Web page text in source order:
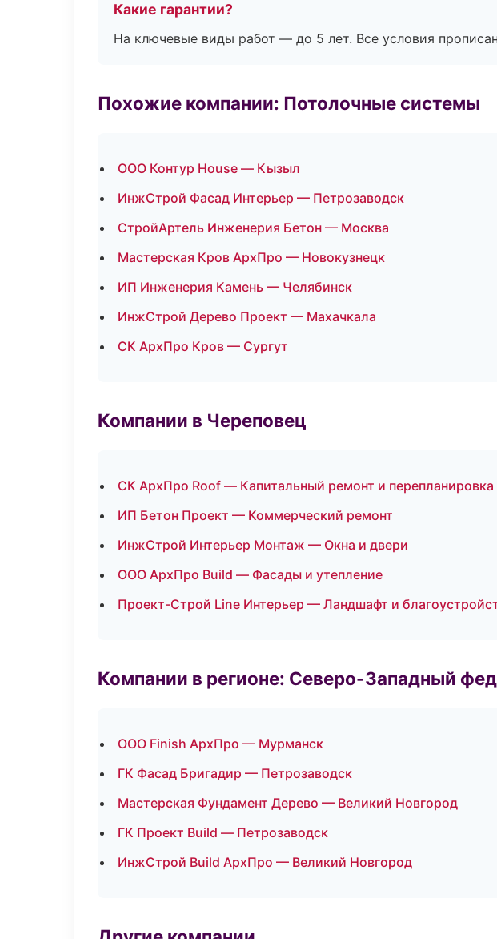
Какие гарантии?
На ключевые виды работ — до 5 лет. Все условия
Похожие компании: Потолочные системы
ООО Контур House — Кызыл
ИнжСтрой Фасад Интерьер — Петрозаводск
СтройАртель Инженерия Бетон — Москва
Мастерская Кров АрхПро — Новокузнецк
ИП Инженерия Камень — Челябинск
ИнжСтрой Дерево Проект — Махачкала
СК АрхПро Кров — Сургут
Компании в Череповец
СК АрхПро Roof — Капитальный ремонт и перепланировка
ИП Бетон Проект — Коммерческий ремонт
ИнжСтрой Интерьер Монтаж — Окна и двери
ООО АрхПро Build — Фасады и утепление
Проект-Строй Line Интерьер — Ландшафт и
Компании в регионе: Северо-Западный
ООО Finish АрхПро — Мурманск
ГК Фасад Бригадир — Петрозаводск
Мастерская Фундамент Дерево — Великий Новгород
ГК Проект Build — Петрозаводск
ИнжСтрой Build АрхПро — Великий Новгород